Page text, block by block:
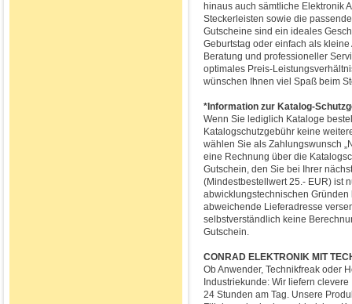
hinaus auch sämtliche Elektronik
Steckerleisten sowie die
Gutscheine sind ein ideales
Geburtstag oder einfach als
Beratung und professioneller
optimales Preis-
wünschen Ihnen viel Spaß beim
*Information zur Katalog-
Wenn Sie lediglich Kataloge
Katalogschutzgebühr keine
wählen Sie als Zahlungswunsch
eine Rechnung über die
Gutschein, den Sie bei Ihrer
(Mindestbestellwert 25.- EUR) ist
abwicklungstechnischen
abweichende Lieferadresse
selbstverständlich keine
Gutschein.
CONRAD ELEKTRONIK MIT
Ob Anwender, Technikfreak oder
Industriekunde: Wir liefern
24 Stunden am Tag. Unsere